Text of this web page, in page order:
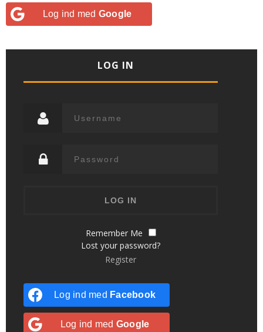
Log ind med Google
LOG IN
Remember Me
Lost your password?
Register
Log ind med Facebook
Log ind med Google